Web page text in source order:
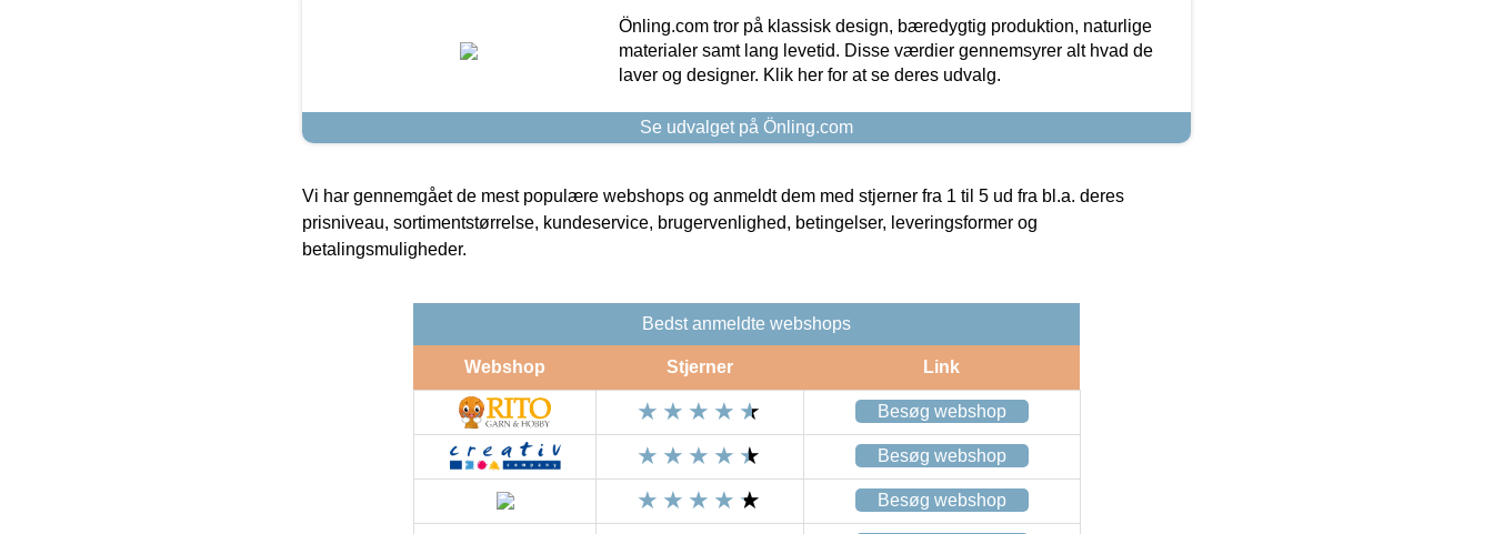
Önling.com tror på klassisk design, bæredygtig produktion, naturlige
materialer samt lang levetid. Disse værdier gennemsyrer alt hvad de
laver og designer. Klik her for at se deres udvalg.
Se udvalget på Önling.com
Vi har gennemgået de mest populære webshops og anmeldt dem med stjerner fra 1 til 5 ud fra bl.a. deres
prisniveau, sortimentstørrelse, kundeservice, brugervenlighed, betingelser, leveringsformer og
betalingsmuligheder.
Bedst anmeldte webshops
Webshop Stjerner Link
Besøg webshop
Besøg webshop
Besøg webshop